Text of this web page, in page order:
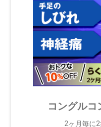
コングルコ
2ヶ月毎に